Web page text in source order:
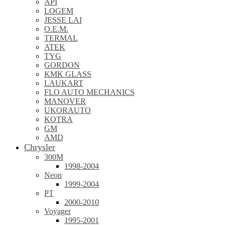
API
LOGEM
JESSE LAI
O.E.M.
TERMAL
ATEK
TYG
GORDON
KMK GLASS
LAUKART
FLO AUTO MECHANICS
MANOVER
UKORAUTO
KOTRA
GM
AMD
Chrysler
300M
1998-2004
Neon
1999-2004
PT
2000-2010
Voyager
1995-2001